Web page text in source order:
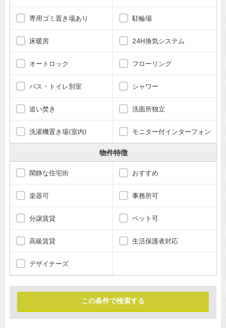
専用ゴミ置き場あり 駐輪場
床暖房 24H換気システム
オートロック フローリング
バス・トイレ別室 シャワー
追い焚き 洗面所独立
洗濯機置き場(室内) モニター付インターフォン
物件特徴
閑静な住宅街 おすすめ
楽器可 事務所可
分譲賃貸 ペット可
高級賃貸 生活保護者対応
デザイナーズ